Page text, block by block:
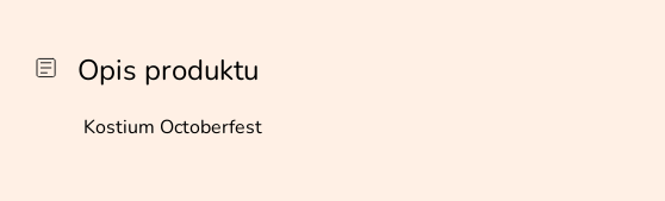
Opis produktu
Kostium Octoberfest